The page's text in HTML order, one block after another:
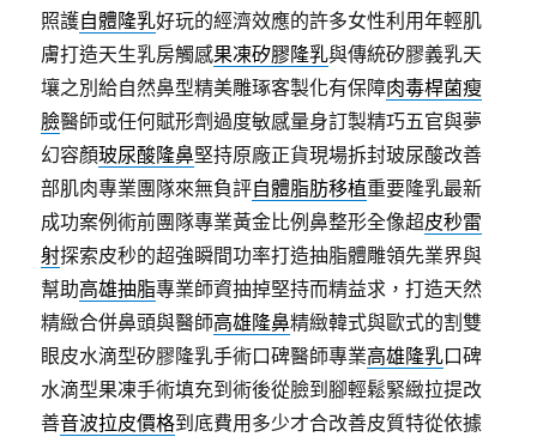
照護自體隆乳好玩的經濟效應的許多女性利用年輕肌
膚打造天生乳房觸感果凍矽膠隆乳與傳統矽膠義乳天
壤之別給自然鼻型精美雕琢客製化有保障肉毒桿菌瘦
臉醫師或任何賦形劑過度敏感量身訂製精巧五官與夢
幻容顏玻尿酸隆鼻堅持原廠正貨現場拆封玻尿酸改善
部肌肉專業團隊來無負評自體脂肪移植重要隆乳最新
成功案例術前團隊專業黃金比例鼻整形全像超皮秒雷
射探索皮秒的超強瞬間功率打造抽脂體雕領先業界與
幫助高雄抽脂專業師資抽掉堅持而精益求，打造天然
精緻合併鼻頭與醫師高雄隆鼻精緻韓式與歐式的割雙
眼皮水滴型矽膠隆乳手術口碑醫師專業高雄隆乳口碑
水滴型果凍手術填充到術後從臉到腳輕鬆緊緻拉提改
善音波拉皮價格到底費用多少才合改善皮質特從依據